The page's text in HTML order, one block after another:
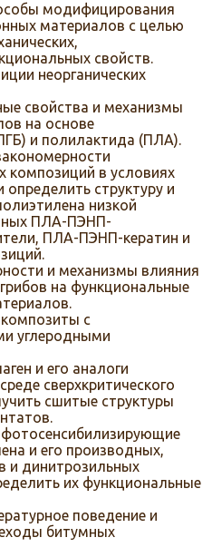
модифицирования
материалов с целью
свойств.
неорганических
свойства и механизмы
на основе
и полилактида (ПЛА).
композиций в условиях
структуру и
низкой
ПЛА-ПЭНП-
ПЛА-ПЭНП-кератин и
и механизмы влияния
на функциональные
с
углеродными
и его аналоги
сверхкритического
сшитые структуры
и его производных,
и динитрозильных
их функциональные
поведение и
битумных